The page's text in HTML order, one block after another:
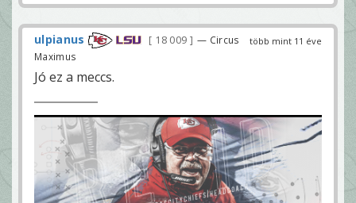
több mint 11 éve
ulpianus 18 009
— Circus
Maximus
Jó ez a meccs.